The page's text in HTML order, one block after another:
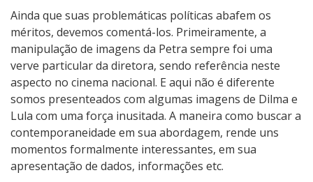
Ainda que suas problemáticas políticas abafem os
méritos, devemos comentá-los. Primeiramente, a
manipulação de imagens da Petra sempre foi uma
verve particular da diretora, sendo referência neste
aspecto no cinema nacional. E aqui não é diferente
somos presenteados com algumas imagens de Dilma e
Lula com uma força inusitada. A maneira como buscar a
contemporaneidade em sua abordagem, rende uns
momentos formalmente interessantes, em sua
apresentação de dados, informações etc.